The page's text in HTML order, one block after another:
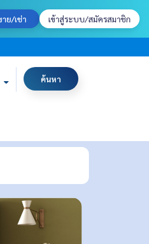
ย/เช่า เข้าสู่ระบบ/สมัครสมาชิก
ค้นหา